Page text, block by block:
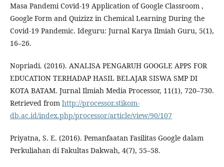
Masa Pandemi Covid-19 Application of Google Classroom ,
Google Form and Quizizz in Chemical Learning During the
Covid-19 Pandemic. Ideguru: Jurnal Karya Ilmiah Guru, 5(1),
16–26.
Nopriadi. (2016). ANALISA PENGARUH GOOGLE APPS FOR
EDUCATION TERHADAP HASIL BELAJAR SISWA SMP DI
KOTA BATAM. Jurnal Ilmiah Media Processor, 11(1), 720–730.
Retrieved from http://processor.stikom-
db.ac.id/index.php/processor/article/view/90/107
Priyatna, S. E. (2016). Pemanfaatan Fasilitas Google dalam
Perkuliahan di Fakultas Dakwah, 4(7), 55–58.